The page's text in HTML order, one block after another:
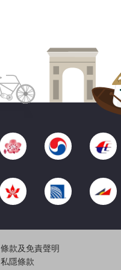
條款及免責聲明
私隱條款